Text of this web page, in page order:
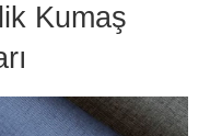
Kumaş